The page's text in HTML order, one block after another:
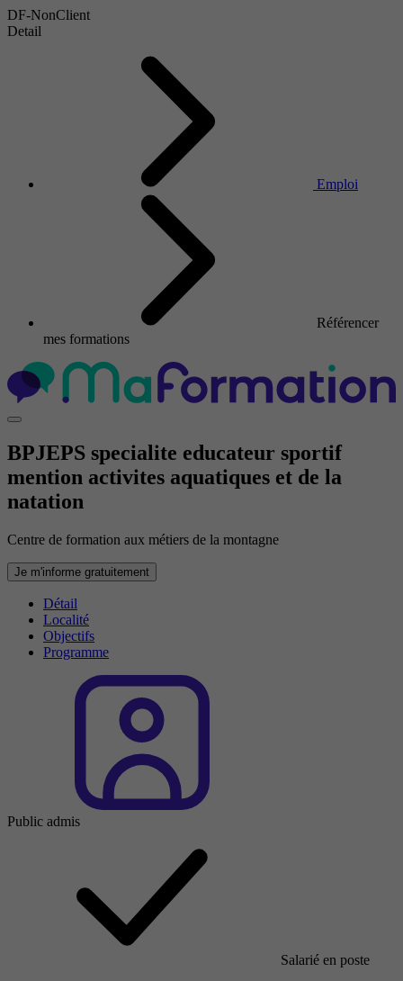
DF-NonClient
Detail
Emploi
Référencer
mes formations
BPJEPS specialite educateur sportif
mention activites aquatiques et de la
natation
Centre de formation aux métiers de la montagne
Je m'informe gratuitement
Détail
Localité
Objectifs
Programme
Public admis
Salarié en poste